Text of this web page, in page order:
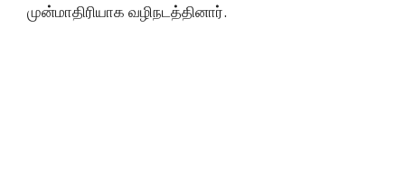
முன்மாதிரியாக வழிநடத்தினார்.